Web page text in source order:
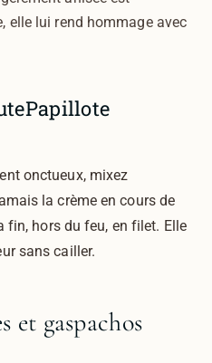
elle lui rend hommage avec
onctueux, mixez
la crème en cours de
fin, hors du feu, en filet. Elle
sans cailler.
et gaspachos